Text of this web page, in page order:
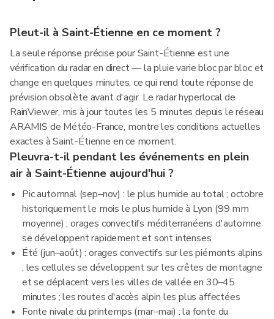
Pleut-il à Saint-Étienne en ce moment ?
La seule réponse précise pour Saint-Étienne est une
vérification du radar en direct — la pluie varie bloc par bloc et
change en quelques minutes, ce qui rend toute réponse de
prévision obsolète avant d'agir. Le radar hyperlocal de
RainViewer, mis à jour toutes les 5 minutes depuis le réseau
ARAMIS de Météo-France, montre les conditions actuelles
exactes à Saint-Étienne en ce moment.
Pleuvra-t-il pendant les événements en plein
air à Saint-Étienne aujourd'hui ?
Pic automnal (sep–nov) : le plus humide au total ; octobre
historiquement le mois le plus humide à Lyon (99 mm
moyenne) ; orages convectifs méditerranéens d'automne
se développent rapidement et sont intenses
Été (jun–août) : orages convectifs sur les piémonts alpins
; les cellules se développent sur les crêtes de montagne
et se déplacent vers les villes de vallée en 30–45
minutes ; les routes d'accès alpin les plus affectées
Fonte nivale du printemps (mar–mai) : la fonte du